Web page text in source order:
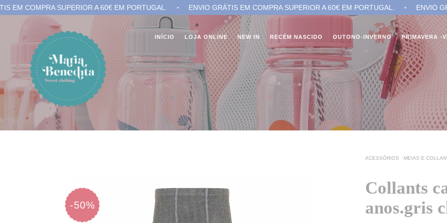
SUPERIOR A 60€ EM PORTUGAL. ENVIO GRÁTIS EM COMPRA SUPERIOR A 60€ EM PORTUGAL. ENVIO GRÁTIS
INÍCIO LOJA ONLINE NEW IN RECÉM NASCIDO OUTONO-INVERNO PRIMAVERA -
-50%
ACESSÓRIOS · MEIAS E
Collants
anos.gris